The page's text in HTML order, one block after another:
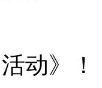
动》！